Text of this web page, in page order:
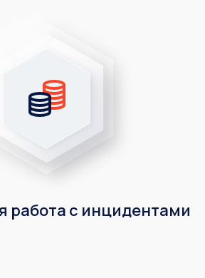
работа с инцидентами